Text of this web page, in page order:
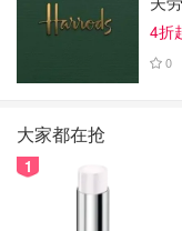
4折
0
大家都在抢
1